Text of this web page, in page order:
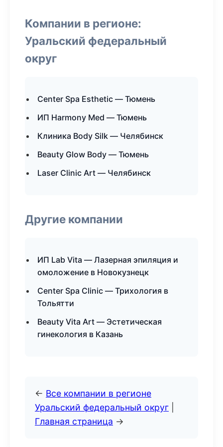
Компании в регионе:
Уральский федеральный
округ
Center Spa Esthetic — Тюмень
ИП Harmony Med — Тюмень
Клиника Body Silk — Челябинск
Beauty Glow Body — Тюмень
Laser Clinic Art — Челябинск
Другие компании
ИП Lab Vita — Лазерная эпиляция и
омоложение в Новокузнецк
Center Spa Clinic — Трихология в
Тольятти
Beauty Vita Art — Эстетическая
гинекология в Казань
← Все компании в регионе
Уральский федеральный округ
Главная страница →